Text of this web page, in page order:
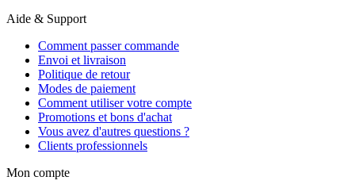
Aide & Support
Comment passer commande
Envoi et livraison
Politique de retour
Modes de paiement
Comment utiliser votre compte
Promotions et bons d'achat
Vous avez d'autres questions ?
Clients professionnels
Mon compte